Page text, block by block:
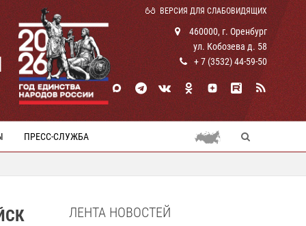
ВЕРСИЯ ДЛЯ СЛАБОВИДЯЩИХ
460000, г. Оренбург
ул. Кобозева д. 58
+ 7 (3532) 44-59-50
ПРЕСС-СЛУЖБА
ЛЕНТА НОВОСТЕЙ